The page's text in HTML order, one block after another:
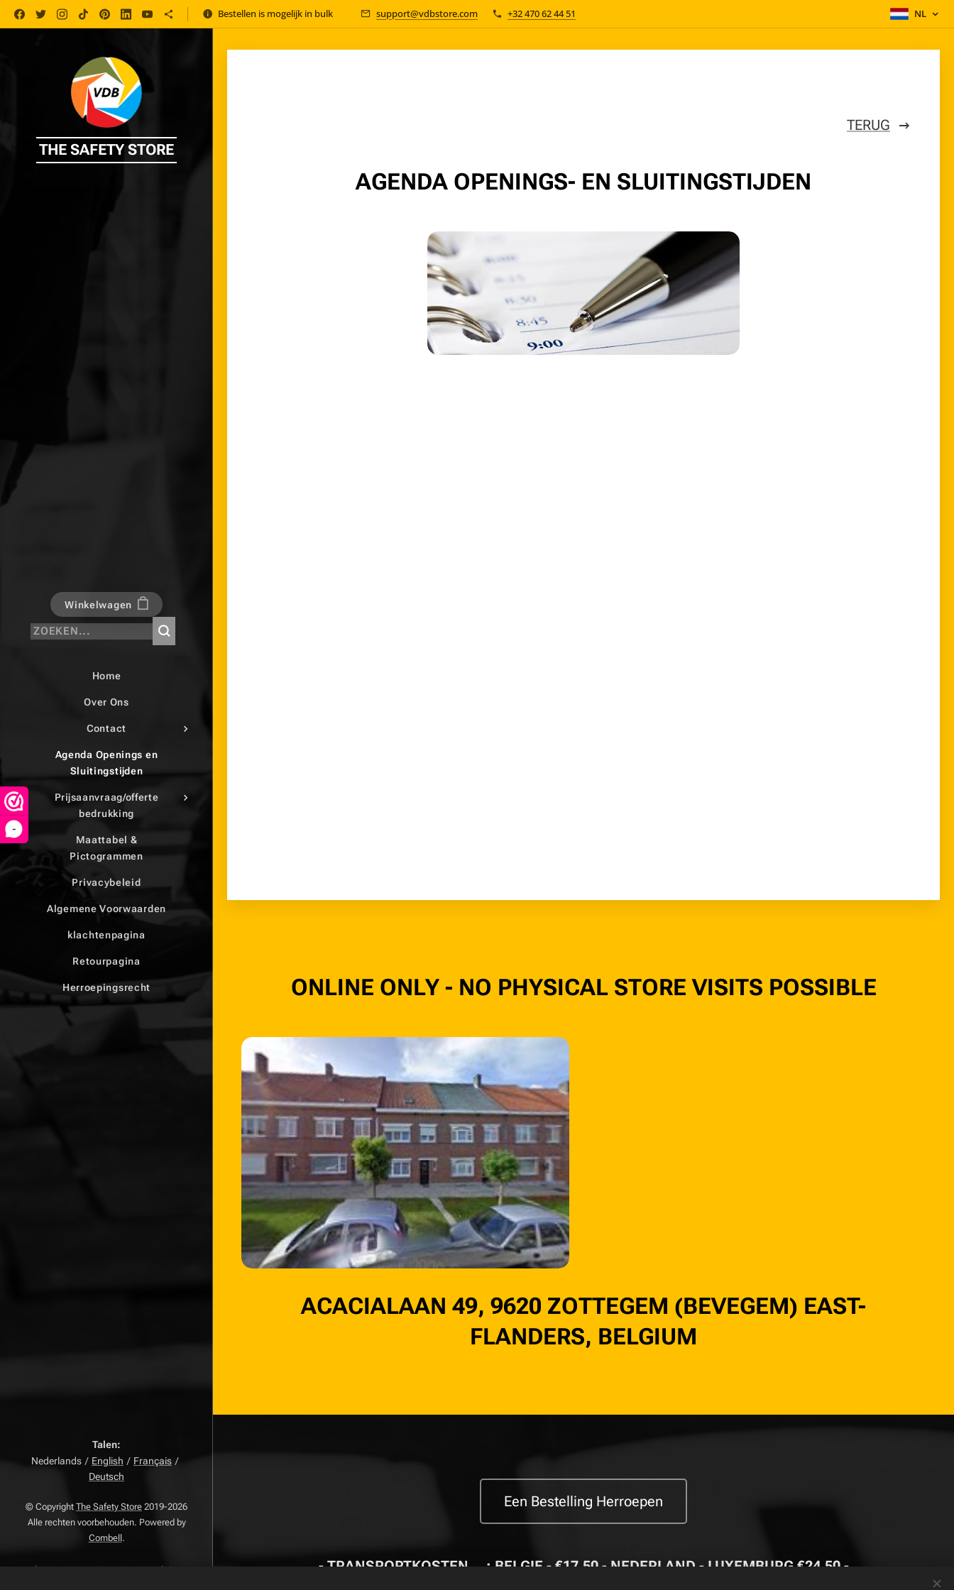
-
Bestellen is mogelijk in bulk 📦 support@vdbstore.com +32 470 62 44 51 NL
THE SAFETY STORE
Winkelwagen
Home
Over Ons
Contact
Agenda Openings en
Sluitingstijden
Prijsaanvraag/offerte
bedrukking
Maattabel &
Pictogrammen
Privacybeleid
Algemene Voorwaarden
klachtenpagina
Retourpagina
Herroepingsrecht
TERUG
AGENDA OPENINGS- EN SLUITINGSTIJDEN
ONLINE ONLY - NO PHYSICAL STORE VISITS POSSIBLE
ACACIALAAN 49, 9620 ZOTTEGEM (BEVEGEM) EAST-
FLANDERS, BELGIUM
Een Bestelling Herroepen
- TRANSPORTKOSTEN🚚: BELGIE - €17,50 - NEDERLAND - LUXEMBURG €24,50 -
© Copyright The Safety Store 2019-2026
Alle rechten voorbehouden. Powered by
Combell.
The VDB Store Company-Belgie
Talen
Nederlands
English
Français
Deutsch